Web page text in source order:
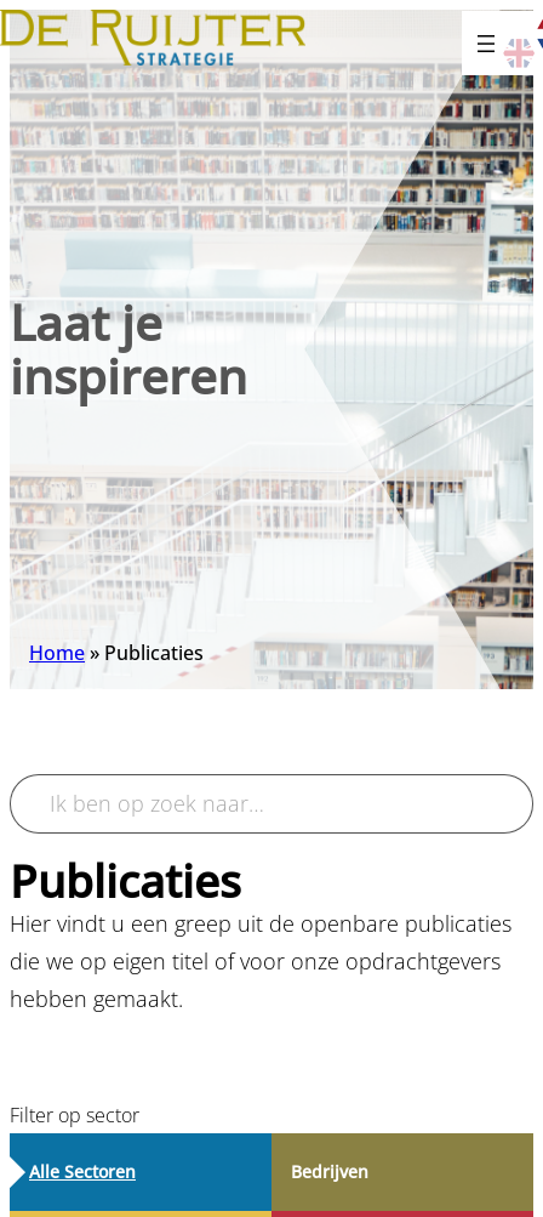
Laat je
inspireren
Home» Publicaties
Publicaties
Hier vindt u een greep uit de openbare publicaties
die we op eigen titel of voor onze opdrachtgevers
hebben gemaakt.
Filter op sector
Alle Sectoren Bedrijven